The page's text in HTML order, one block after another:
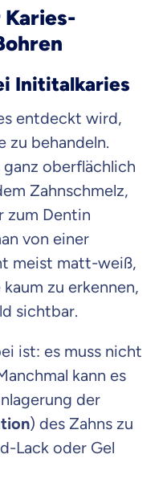
Inititalkaries
entdeckt wird,
zu behandeln.
oberflächlich
Zahnschmelz,
zum Dentin
von einer
meist matt-weiß,
zu erkennen,
sichtbar.
ist: es muss nicht
kann es
der
) des Zahns zu
Lack oder Gel